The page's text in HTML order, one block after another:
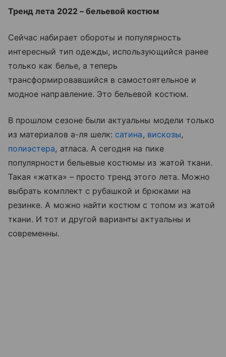
Тренд лета 2022 – бельевой костюм
Сейчас набирает обороты и популярность
интересный тип одежды, использующийся ранее
только как белье, а теперь
трансформировавшийся в самостоятельное и
модное направление. Это бельевой костюм.
В прошлом сезоне были актуальны модели только
из материалов а-ля шелк: сатина, вискозы,
полиэстера, атласа. А сегодня на пике
популярности бельевые костюмы из жатой ткани.
Такая «жатка» – просто тренд этого лета. Можно
выбрать комплект с рубашкой и брюками на
резинке. А можно найти костюм с топом из жатой
ткани. И тот и другой варианты актуальны и
современны.